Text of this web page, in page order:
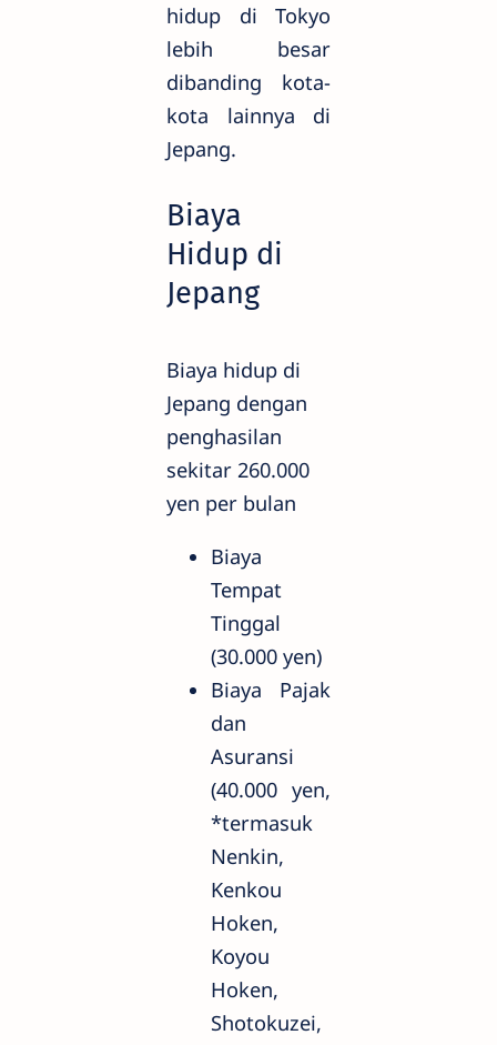
hidup di Tokyo
lebih besar
dibanding kota-
kota lainnya di
Jepang.
Biaya
Hidup di
Jepang
Biaya hidup di
Jepang dengan
penghasilan
sekitar 260.000
yen per bulan
Biaya
Tempat
Tinggal
(30.000 yen)
Biaya Pajak
dan
Asuransi
(40.000 yen,
*termasuk
Nenkin,
Kenkou
Hoken,
Koyou
Hoken,
Shotokuzei,